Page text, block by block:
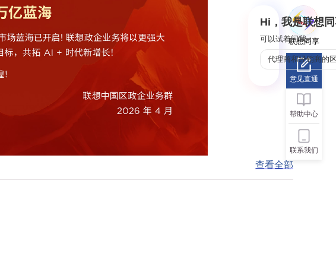
查看全部
联想同享
Hi，我是联想
可以试着问我：
代理商和经销商的
意见直通
帮助中心
联系我们